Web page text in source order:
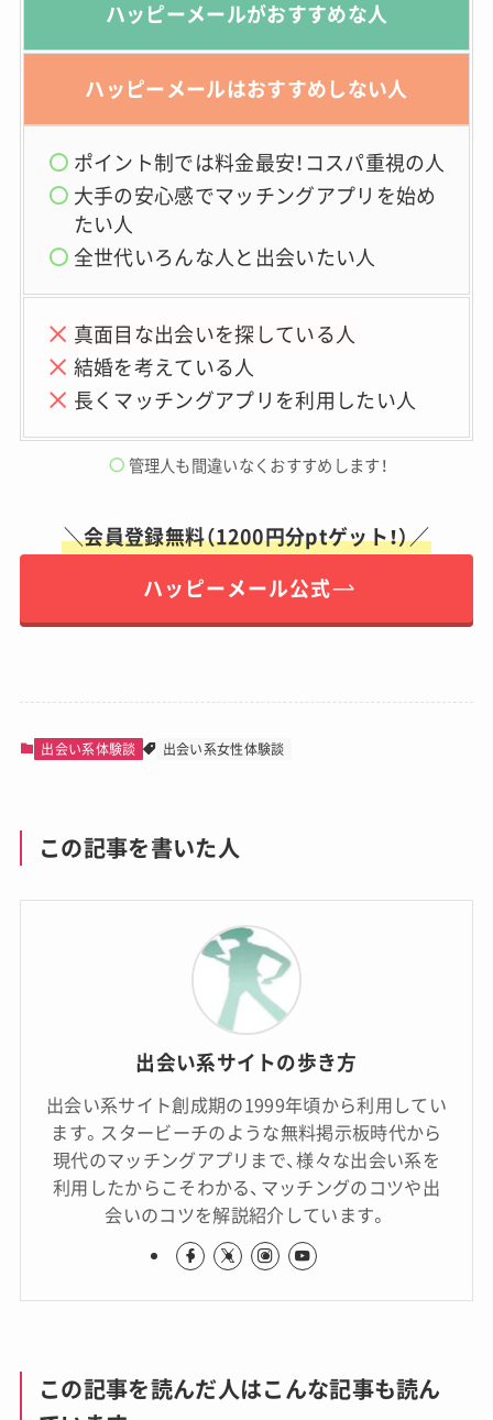
ハッピーメールがおすすめな人
ハッピーメールはおすすめしない人
ポイント制では料金最安！コスパ重視の人
大手の安心感でマッチングアプリを始め
たい人
全世代いろんな人と出会いたい人
真面目な出会いを探している人
結婚を考えている人
長くマッチングアプリを利用したい人
管理人も間違いなくおすすめします！
＼会員登録無料（1200円分ptゲット！）／
ハッピーメール公式
出会い系体験談 出会い系女性体験談
この記事を書いた人
出会い系サイトの歩き方
出会い系サイト創成期の1999年頃から利用してい
ます。スタービーチのような無料掲示板時代から
現代のマッチングアプリまで、様々な出会い系を
利用したからこそわかる、マッチングのコツや出
会いのコツを解説紹介しています。
この記事を読んだ人はこんな記事も読ん